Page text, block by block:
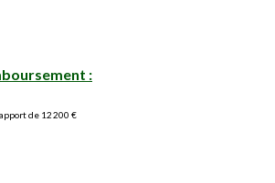
:
de 12 200 €